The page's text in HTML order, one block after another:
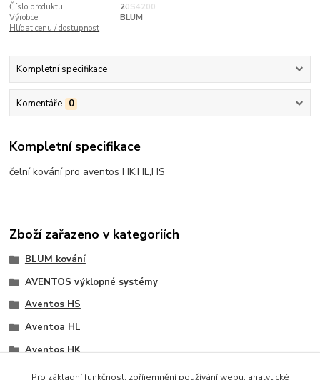
Číslo produktu:
20S4200
Výrobce:
BLUM
Hlídat cenu / dostupnost
Kompletní specifikace
Komentáře 0
Kompletní specifikace
čelní kování pro aventos HK,HL,HS
Zboží zařazeno v kategoriích
BLUM kování
AVENTOS výklopné systémy
Aventos HS
Aventoa HL
Aventos HK
TIP-ON pro Aventos HK
Pro základní funkčnost, zpříjemnění používání webu, analytické